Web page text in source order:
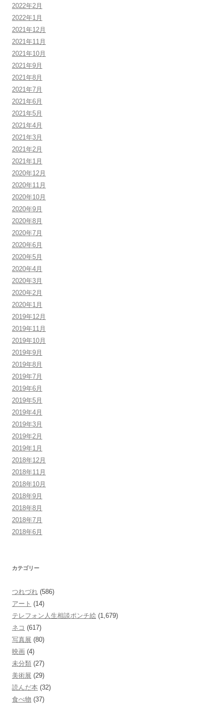
2022年2月
2022年1月
2021年12月
2021年11月
2021年10月
2021年9月
2021年8月
2021年7月
2021年6月
2021年5月
2021年4月
2021年3月
2021年2月
2021年1月
2020年12月
2020年11月
2020年10月
2020年9月
2020年8月
2020年7月
2020年6月
2020年5月
2020年4月
2020年3月
2020年2月
2020年1月
2019年12月
2019年11月
2019年10月
2019年9月
2019年8月
2019年7月
2019年6月
2019年5月
2019年4月
2019年3月
2019年2月
2019年1月
2018年12月
2018年11月
2018年10月
2018年9月
2018年8月
2018年7月
2018年6月
カテゴリー
つれづれ (586)
アート (14)
テレフォン人生相談ポンチ絵 (1,679)
ネコ (617)
写真展 (80)
映画 (4)
未分類 (27)
美術展 (29)
読んだ本 (32)
食べ物 (37)